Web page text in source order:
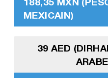
MEXICAIN)
39 AED